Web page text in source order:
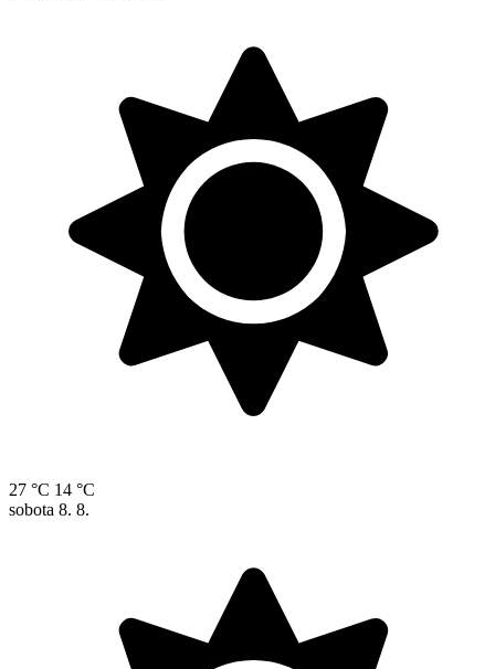
27 °C 14 °C
sobota 8. 8.